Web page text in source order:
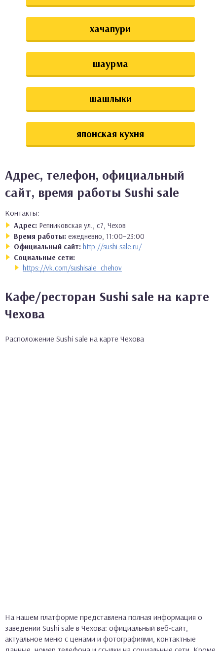
хачапури
шаурма
шашлыки
японская кухня
Адрес, телефон, официальный
сайт, время работы Sushi sale
Контакты:
Адрес: Репниковская ул., с7, Чехов
Время работы: ежедневно, 11:00–23:00
Официальный сайт: http://sushi-sale.ru/
Социальные сети:
https://vk.com/sushisale_chehov
Кафе/ресторан Sushi sale на карте
Чехова
Расположение Sushi sale на карте Чехова
На нашем платформе представлена полная информация о
заведении Sushi sale в Чехова: официальный веб-сайт,
актуальное меню с ценами и фотографиями, контактные